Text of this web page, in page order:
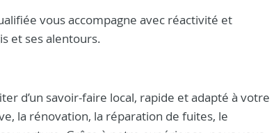
vous accompagne avec réactivité et
et ses alentours.
d’un savoir-faire local, rapide et adapté à votre
la rénovation, la réparation de fuites, le